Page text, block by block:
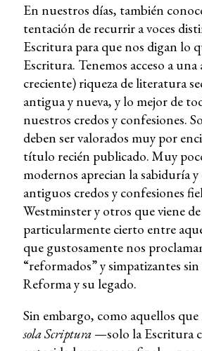
En nuestros días, también
tentación de recurrir a voces
Escritura para que nos digan lo
Escritura. Tenemos acceso a una
creciente) riqueza de literatura
antigua y nueva, y lo mejor de
nuestros credos y confesiones.
deben ser valorados muy por
título recién publicado. Muy
modernos aprecian la sabiduría y
antiguos credos y confesiones
Westminster y otros que viene
particularmente cierto entre
que gustosamente nos
“reformados” y simpatizantes
Reforma y su legado.
Sin embargo, como aquellos
sola Scriptura—solo la Escritura